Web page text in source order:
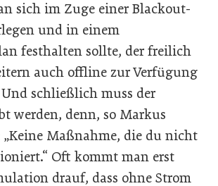
sich im Zuge einer Blackout-
und in einem
festhalten sollte, der freilich
auch offline zur Verfügung
schließlich muss der
werden, denn, so Markus
Maßnahme, die du nicht
Oft kommt man erst
drauf, dass ohne Strom